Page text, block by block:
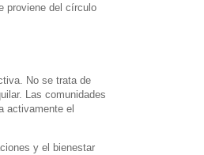
proviene del círculo
No se trata de
Las comunidades
activamente el
y el bienestar